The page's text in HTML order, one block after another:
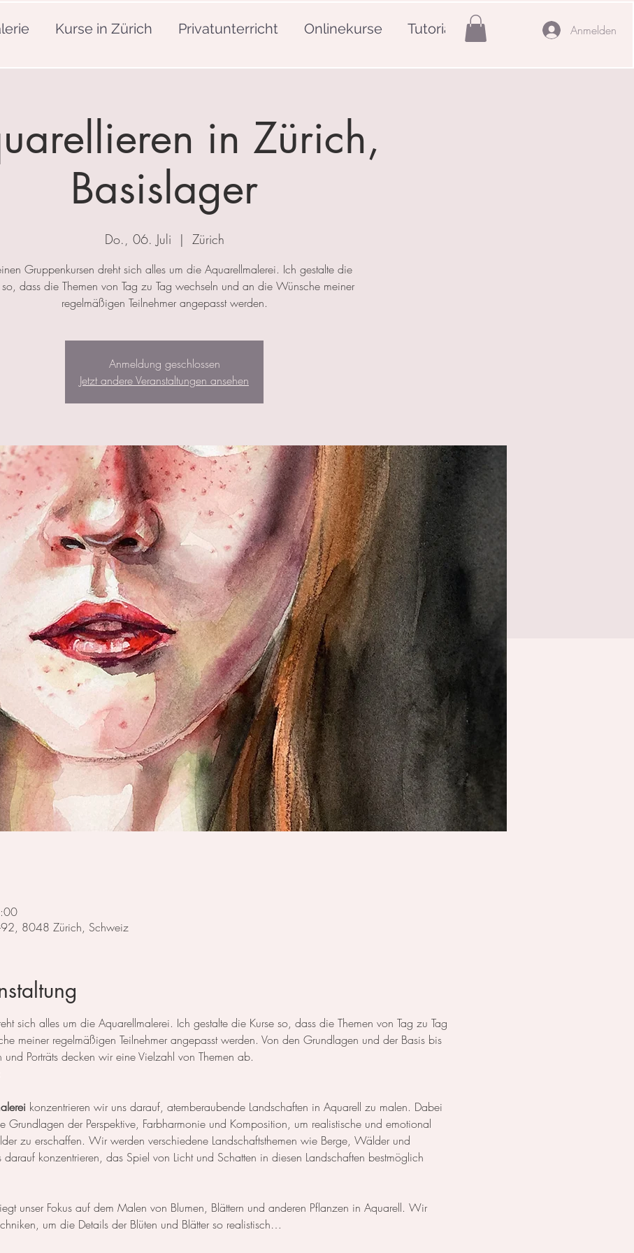
Kurse in Zürich Privatunterricht Onlinekurse Tutorials Anmelden
in Zürich,
Basislager
Do., 06. Juli
  |
Zürich
Gruppenkursen dreht sich alles um die Aquarellmalerei. Ich gestalte die
so, dass die Themen von Tag zu Tag wechseln und an die Wünsche meiner
regelmäßigen Teilnehmer angepasst werden.
Anmeldung geschlossen
Jetzt andere Veranstaltungen ansehen
92, 8048 Zürich, Schweiz
sich alles um die Aquarellmalerei. Ich gestalte die Kurse so, dass die Themen von Tag zu Tag
meiner regelmäßigen Teilnehmer angepasst werden. Von den Grundlagen und der Basis bis
und Porträts decken wir eine Vielzahl von Themen ab.
konzentrieren wir uns darauf, atemberaubende Landschaften in Aquarell zu malen. Dabei
der Perspektive, Farbharmonie und Komposition, um realistische und emotional
zu erschaffen. Wir werden verschiedene Landschaftsthemen wie Berge, Wälder und
konzentrieren, das Spiel von Licht und Schatten in diesen Landschaften bestmöglich
unser Fokus auf dem Malen von Blumen, Blättern und anderen Pflanzen in Aquarell. Wir
um die Details der Blüten und Blätter so realistisch…